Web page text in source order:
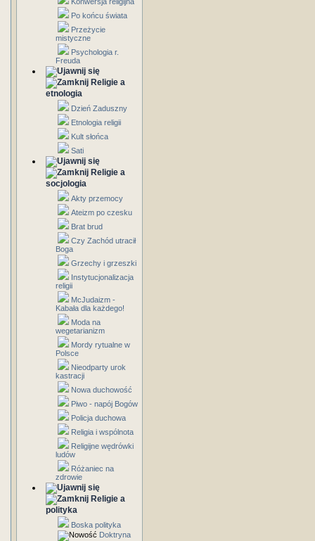
Po końcu świata
Przeżycie
mistyczne
Psychologia r.
Freuda
Religie a
etnologia
Dzień Zaduszny
Etnologia religii
Kult słońca
Sati
Religie a
socjologia
Akty przemocy
Ateizm po czesku
Brat brud
Czy Zachód utracił
Boga
Grzechy i grzeszki
Instytucjonalizacja
religii
McJudaizm -
Kabała dla każdego!
Moda na
wegetarianizm
Mordy rytualne w
Polsce
Nieodparty urok
kastracji
Nowa duchowość
Piwo - napój Bogów
Policja duchowa
Religia i wspólnota
Religijne wędrówki
ludów
Różaniec na
zdrowie
Religie a
polityka
Boska polityka
Doktryna